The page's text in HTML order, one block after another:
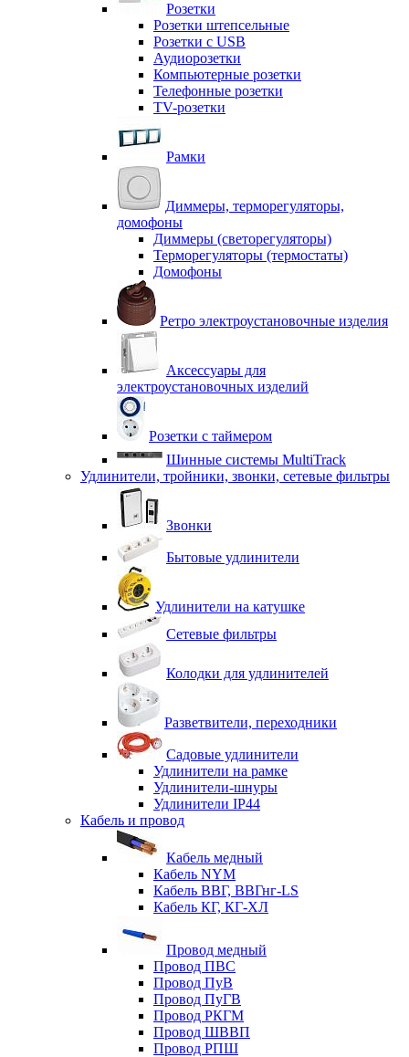
Розетки
Розетки штепсельные
Розетки с USB
Аудиорозетки
Компьютерные розетки
Телефонные розетки
TV-розетки
Рамки
Диммеры, терморегуляторы,
домофоны
Диммеры (светорегуляторы)
Терморегуляторы (термостаты)
Домофоны
Ретро электроустановочные изделия
Аксессуары для
электроустановочных изделий
Розетки с таймером
Шинные системы MultiTrack
Удлинители, тройники, звонки, сетевые фильтры
Звонки
Бытовые удлинители
Удлинители на катушке
Сетевые фильтры
Колодки для удлинителей
Разветвители, переходники
Садовые удлинители
Удлинители на рамке
Удлинители-шнуры
Удлинители IP44
Кабель и провод
Кабель медный
Кабель NYM
Кабель ВВГ, ВВГнг-LS
Кабель КГ, КГ-ХЛ
Провод медный
Провод ПВС
Провод ПуВ
Провод ПуГВ
Провод РКГМ
Провод ШВВП
Провод РПШ